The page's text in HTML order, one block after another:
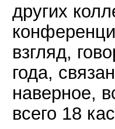
других
взгляд,
года,
наверное,
всего 18